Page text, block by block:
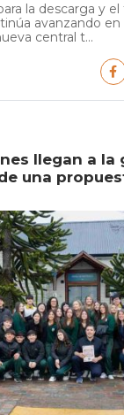
la descarga y el
avanzando
central t...
llegan a la
una